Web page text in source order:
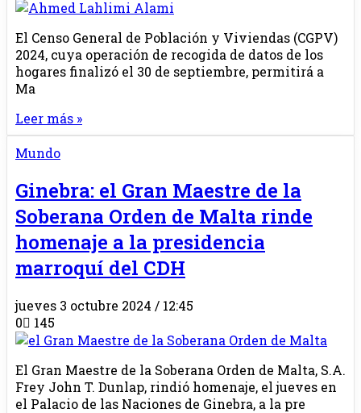
El Censo General de Población y Viviendas (CGPV)
2024, cuya operación de recogida de datos de los
hogares finalizó el 30 de septiembre, permitirá a
Ma
Leer más »
Mundo
Ginebra: el Gran Maestre de la
Soberana Orden de Malta rinde
homenaje a la presidencia
marroquí del CDH
jueves 3 octubre 2024 / 12:45
0
145
El Gran Maestre de la Soberana Orden de Malta, S.A.
Frey John T. Dunlap, rindió homenaje, el jueves en
el Palacio de las Naciones de Ginebra, a la pre